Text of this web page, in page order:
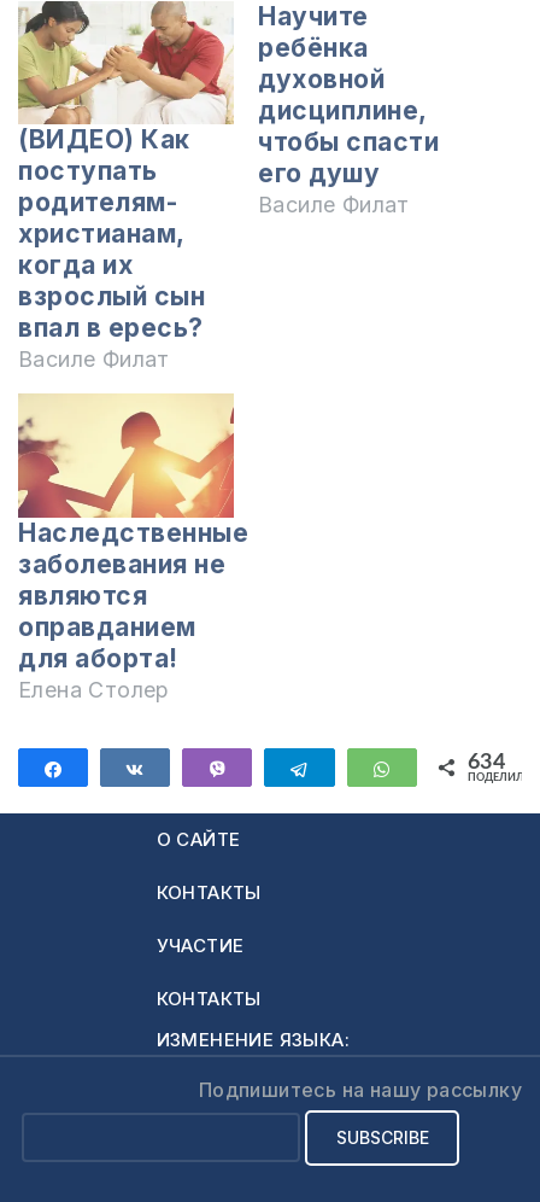
(ВИДЕО) Как
поступать
родителям-
христианам,
когда их
взрослый сын
впал в ересь?
Василе Филат
Научите
ребёнка
духовной
дисциплине,
чтобы спасти
его душу
Василе Филат
Наследственные
заболевания не
являются
оправданием
для аборта!
Елена Столер
ПоделитьсяПоделиться Telegram WhatsApp
634
О САЙТЕ
КОНТАКТЫ
УЧАСТИЕ
КОНТАКТЫ
ИЗМЕНЕНИЕ ЯЗЫКА:
Подпишитесь на нашу рассылку